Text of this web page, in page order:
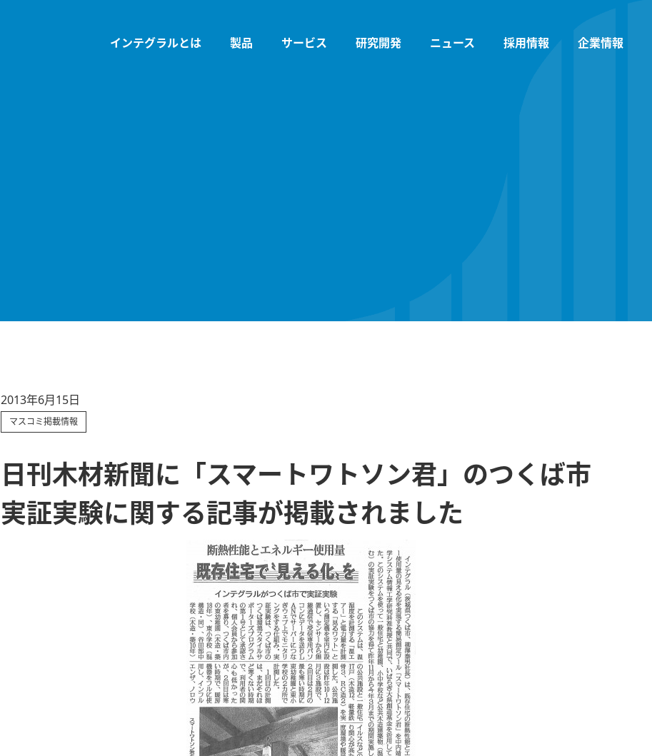
インテグラルとは 製品 サービス 研究開発 ニュース 採用情報 企業情報
2013年6月15日
マスコミ掲載情報
日刊木材新聞に「スマートワトソン君」のつくば市
実証実験に関する記事が掲載されました